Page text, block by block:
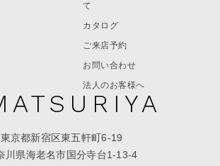
東京都新宿区東五軒町6-19
川県海老名市国分寺台1-13-4
て
カタログ
ご来店予約
お問い合わせ
法人のお客様へ